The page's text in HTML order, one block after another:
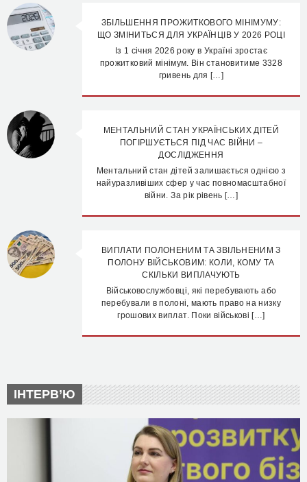
ЗБІЛЬШЕННЯ ПРОЖИТКОВОГО МІНІМУМУ:
ЩО ЗМІНИТЬСЯ ДЛЯ УКРАЇНЦІВ У 2026 РОЦІ
Із 1 січня 2026 року в Україні зростає
прожитковий мінімум. Він становитиме 3328
гривень для […]
МЕНТАЛЬНИЙ СТАН УКРАЇНСЬКИХ ДІТЕЙ
ПОГІРШУЄТЬСЯ ПІД ЧАС ВІЙНИ –
ДОСЛІДЖЕННЯ
Ментальний стан дітей залишається однією з
найуразливіших сфер у час повномасштабної
війни. За рік рівень […]
ВИПЛАТИ ПОЛОНЕНИМ ТА ЗВІЛЬНЕНИМ З
ПОЛОНУ ВІЙСЬКОВИМ: КОЛИ, КОМУ ТА
СКІЛЬКИ ВИПЛАЧУЮТЬ
Військовослужбовці, які перебувають або
перебували в полоні, мають право на низку
грошових виплат. Поки військові […]
ІНТЕРВ’Ю